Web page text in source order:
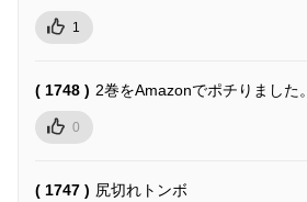
1
( 1748 ) 2巻をAmazonでポチりました。
0
( 1747 ) 尻切れトンボ